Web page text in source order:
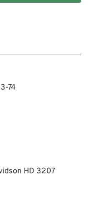
74
HD 3207